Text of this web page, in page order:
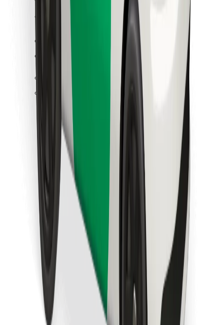
Lataa Bolt-sovellus
Löydä lempiruokasi!
Lataa Bolt Food -sovellus